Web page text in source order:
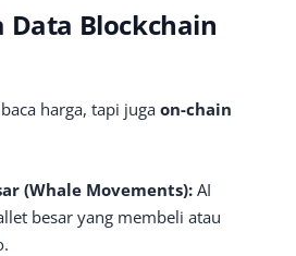
Data Blockchain
harga, tapi juga on-chain
(Whale Movements): AI
besar yang membeli atau